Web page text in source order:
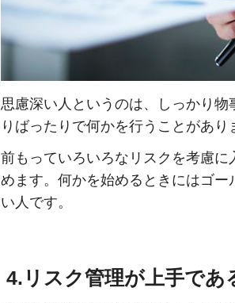
思慮深い人というのは、しっかり
りばったりで何かを行うことがあり
前もっていろいろなリスクを考慮
めます。何かを始めるときにはゴ
い人です。
4.リスク管理が上手であ